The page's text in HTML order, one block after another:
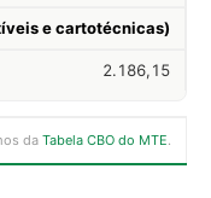
e cartotécnicas)
2.186,15
da Tabela CBO do MTE.